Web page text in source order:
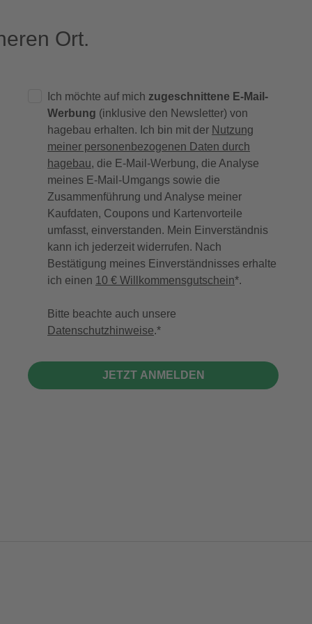
Ort.
Ich möchte auf mich zugeschnittene E-Mail-
Werbung (inklusive den Newsletter) von
hagebau erhalten. Ich bin mit der Nutzung
meiner personenbezogenen Daten durch
hagebau, die E-Mail-Werbung, die Analyse
meines E-Mail-Umgangs sowie die
Zusammenführung und Analyse meiner
Kaufdaten, Coupons und Kartenvorteile
umfasst, einverstanden. Mein Einverständnis
kann ich jederzeit widerrufen. Nach
Bestätigung meines Einverständnisses erhalte
ich einen 10 € Willkommensgutschein*.
Bitte beachte auch unsere
Datenschutzhinweise.
JETZT ANMELDEN